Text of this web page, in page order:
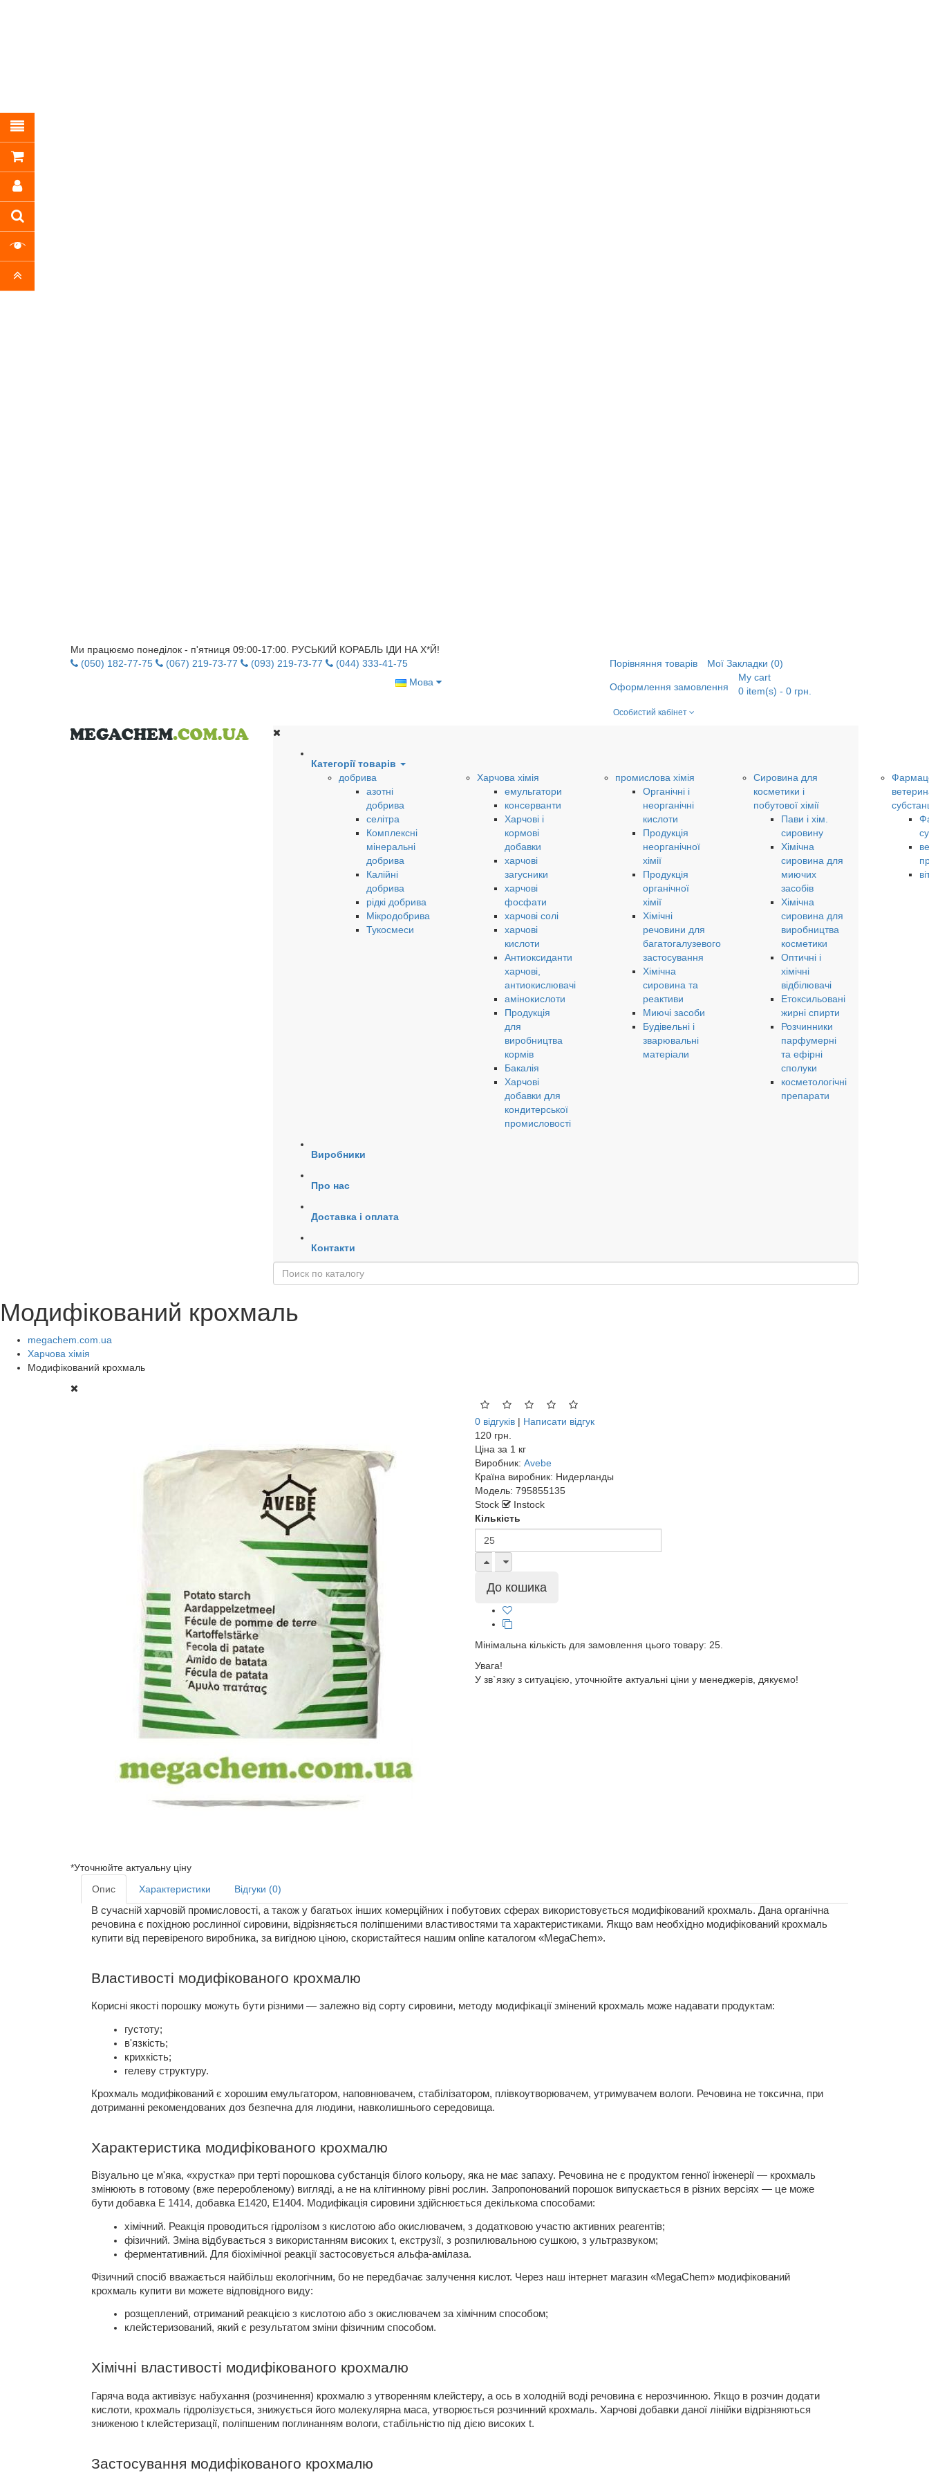
Ми працюємо понеділок - п'ятниця 09:00-17:00. РУСЬКИЙ КОРАБЛЬ ІДИ НА Х*Й!
(050) 182-77-75
(067) 219-73-77 (093) 219-73-77
(044) 333-41-75
Мова
Порівняння товарів Мої Закладки (0)
Оформлення замовлення
My cart
0 item(s) - 0 грн.
Особистий кабінет
Категорії товарів
добрива
азотні
добрива
селітра
Комплексні
мінеральні
добрива
Калійні
добрива
рідкі добрива
Мікродобрива
Тукосмеси
Харчова хімія
емульгатори
консерванти
Харчові і
кормові
добавки
харчові
загусники
харчові
фосфати
харчові солі
харчові
кислоти
Антиоксиданти
харчові,
антиокислювачі
амінокислоти
Продукція
для
виробництва
кормів
Бакалія
Харчові
добавки для
кондитерської
промисловості
промислова хімія
Органічні і
неорганічні
кислоти
Продукція
неорганічної
хімії
Продукція
органічної
хімії
Хімічні
речовини для
багатогалузевого
застосування
Хімічна
сировина та
реактиви
Миючі засоби
Будівельні і
зварювальні
матеріали
Сировина для
косметики і
побутової хімії
Пави і хім.
сировину
Хімічна
сировина для
миючих
засобів
Хімічна
сировина для
виробництва
косметики
Оптичні і
хімічні
відбілювачі
Етоксильовані
жирні спирти
Розчинники
парфумерні
та ефірні
сполуки
косметологічні
препарати
Виробники
Про нас
Доставка і оплата
Контакти
Модифікований крохмаль
megachem.com.ua
Харчова хімія
Модифікований крохмаль
*Уточнюйте актуальну ціну
0 відгуків | Написати відгук
120 грн.
Ціна за 1 кг
Виробник: Avebe
Країна виробник: Нидерланды
Модель: 795855135
Stock
Instock
Кількість
Мінімальна кількість для замовлення цього товару: 25.
Увага!
У зв`язку з ситуацією, уточнюйте актуальні ціни у менеджерів, дякуємо!
Опис Характеристики
Відгуки (0)
В сучасній харчовій промисловості, а також у багатьох інших комерційних і побутових сферах використовується модифікований крохмаль. Дана органічна
речовина є похідною рослинної сировини, відрізняється поліпшеними властивостями та характеристиками. Якщо вам необхідно модифікований крохмаль
купити від перевіреного виробника, за вигідною ціною, скористайтеся нашим online каталогом «MegaChem».
Властивості модифікованого крохмалю
Корисні якості порошку можуть бути різними — залежно від сорту сировини, методу модифікації змінений крохмаль може надавати продуктам:
густоту;
в'язкість;
крихкість;
гелеву структуру.
Крохмаль модифікований є хорошим емульгатором, наповнювачем, стабілізатором, плівкоутворювачем, утримувачем вологи. Речовина не токсична, при
дотриманні рекомендованих доз безпечна для людини, навколишнього середовища.
Характеристика модифікованого крохмалю
Візуально це м'яка, «хрустка» при терті порошкова субстанція білого кольору, яка не має запаху. Речовина не є продуктом генної інженерії — крохмаль
змінюють в готовому (вже переробленому) вигляді, а не на клітинному рівні рослин. Запропонований порошок випускається в різних версіях — це може
бути добавка Е 1414, добавка Е1420, Е1404. Модифікація сировини здійснюється декількома способами:
хімічний. Реакція проводиться гідролізом з кислотою або окислювачем, з додатковою участю активних реагентів;
фізичний. Зміна відбувається з використанням високих t, екструзії, з розпилювальною сушкою, з ультразвуком;
ферментативний. Для біохімічної реакції застосовується альфа-амілаза.
Фізичний спосіб вважається найбільш екологічним, бо не передбачає залучення кислот. Через наш інтернет магазин «MegaChem» модифікований
крохмаль купити ви можете відповідного виду:
розщеплений, отриманий реакцією з кислотою або з окислювачем за хімічним способом;
клейстеризований, який є результатом зміни фізичним способом.
Хімічні властивості модифікованого крохмалю
Гаряча вода активізує набухання (розчинення) крохмалю з утворенням клейстеру, а ось в холодній воді речовина є нерозчинною. Якщо в розчин додати
кислоти, крохмаль гідролізується, знижується його молекулярна маса, утворюється розчинний крохмаль. Харчові добавки даної лінійки відрізняються
зниженою t клейстеризації, поліпшеним поглинанням вологи, стабільністю під дією високих t.
Застосування модифікованого крохмалю